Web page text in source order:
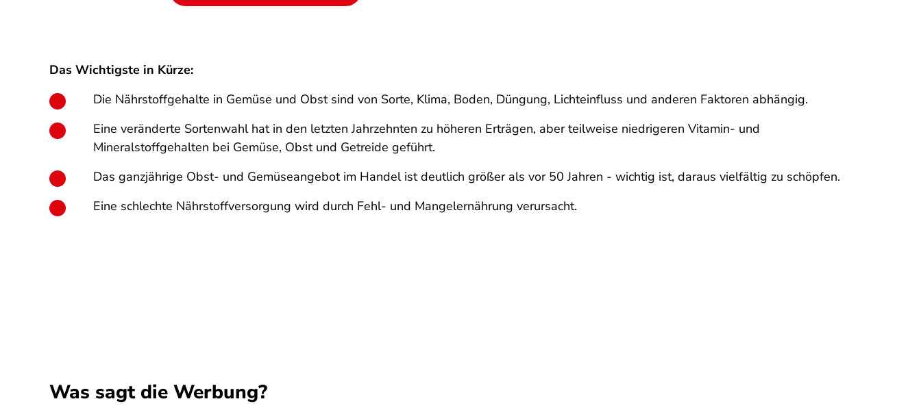
Das Wichtigste in Kürze:
Die Nährstoffgehalte in Gemüse und Obst sind von Sorte, Klima, Boden, Düngung, Lichteinfluss und anderen Faktoren abhängig.
Eine veränderte Sortenwahl hat in den letzten Jahrzehnten zu höheren Erträgen, aber teilweise niedrigeren Vitamin- und
Mineralstoffgehalten bei Gemüse, Obst und Getreide geführt.
Das ganzjährige Obst- und Gemüseangebot im Handel ist deutlich größer als vor 50 Jahren - wichtig ist, daraus vielfältig zu schöpfen.
Eine schlechte Nährstoffversorgung wird durch Fehl- und Mangelernährung verursacht.
Was sagt die Werbung?